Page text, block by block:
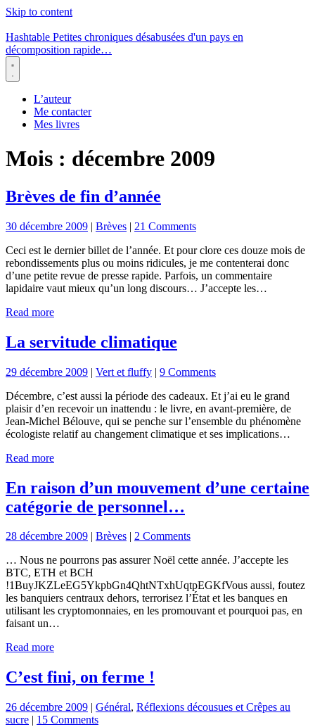
Skip to content
Hashtable Petites chroniques désabusées d'un pays en
décomposition rapide…
Menu
L’auteur
Me contacter
Mes livres
Mois : décembre 2009
Brèves de fin d’année
30 décembre 2009 | Brèves | 21 Comments
Ceci est le dernier billet de l’année. Et pour clore ces douze mois de
rebondissements plus ou moins ridicules, je me contenterai donc
d’une petite revue de presse rapide. Parfois, un commentaire
lapidaire vaut mieux qu’un long discours… J’accepte les…
Read more
La servitude climatique
29 décembre 2009 | Vert et fluffy | 9 Comments
Décembre, c’est aussi la période des cadeaux. Et j’ai eu le grand
plaisir d’en recevoir un inattendu : le livre, en avant-première, de
Jean-Michel Bélouve, qui se penche sur l’ensemble du phénomène
écologiste relatif au changement climatique et ses implications…
Read more
En raison d’un mouvement d’une certaine
catégorie de personnel…
28 décembre 2009 | Brèves | 2 Comments
… Nous ne pourrons pas assurer Noël cette année. J’accepte les
BTC, ETH et BCH
!1BuyJKZLeEG5YkpbGn4QhtNTxhUqtpEGKfVous aussi, foutez
les banquiers centraux dehors, terrorisez l’État et les banques en
utilisant les cryptomonnaies, en les promouvant et pourquoi pas, en
faisant un…
Read more
C’est fini, on ferme !
26 décembre 2009 | Général, Réflexions décousues et Crêpes au
sucre | 15 Comments